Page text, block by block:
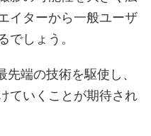
イターから一般ユーザ
でしょう。
端の技術を駆使し、
ていくことが期待され